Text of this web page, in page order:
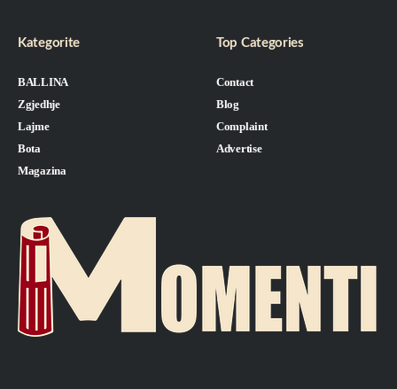
Kategorite
BALLINA
Zgjedhje
Lajme
Bota
Magazina
Top Categories
Contact
Blog
Complaint
Advertise